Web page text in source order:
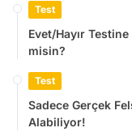
Test
Evet/Hayır
misin?
Test
Sadece Gerçek
Alabiliyor!